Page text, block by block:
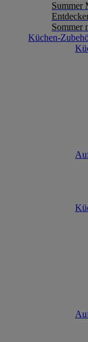
Summer
Sommer
Küchen-